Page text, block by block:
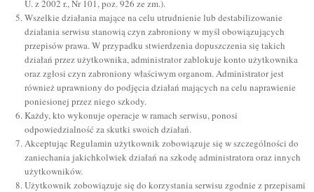
U. z 2002 r., Nr 101, poz. 926 ze zm.).
Wszelkie działania mające na celu utrudnienie lub destabilizowanie
działania serwisu stanowią czyn zabroniony w myśl obowiązujących
przepisów prawa. W przypadku stwierdzenia dopuszczenia się takich
działań przez użytkownika, administrator zablokuje konto użytkownika
oraz zgłosi czyn zabroniony właściwym organom. Administrator jest
również uprawniony do podjęcia działań mających na celu naprawienie
poniesionej przez niego szkody.
Każdy, kto wykonuje operacje w ramach serwisu, ponosi
odpowiedzialność za skutki swoich działań.
Akceptując Regulamin użytkownik zobowiązuje się w szczególności do
zaniechania jakichkolwiek działań na szkodę administratora oraz innych
użytkowników.
Użytkownik zobowiązuje się do korzystania serwisu zgodnie z przepisami